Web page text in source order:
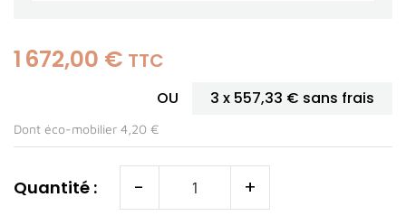
1 672,00 € TTC
OU 3 x 557,33 € sans frais
Dont éco-mobilier 4,20 €
Quantité : - +